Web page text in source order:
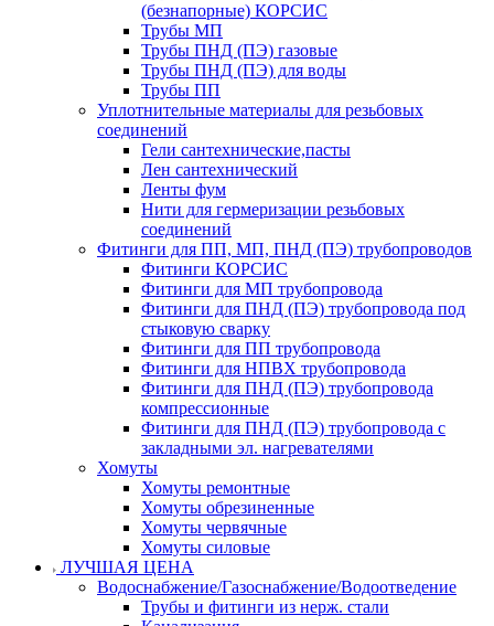
(безнапорные) КОРСИС
Трубы МП
Трубы ПНД (ПЭ) газовые
Трубы ПНД (ПЭ) для воды
Трубы ПП
Уплотнительные материалы для резьбовых
соединений
Гели сантехнические,пасты
Лен сантехнический
Ленты фум
Нити для гермеризации резьбовых
соединений
Фитинги для ПП, МП, ПНД (ПЭ) трубопроводов
Фитинги КОРСИС
Фитинги для МП трубопровода
Фитинги для ПНД (ПЭ) трубопровода под
стыковую сварку
Фитинги для ПП трубопровода
Фитинги для НПВХ трубопровода
Фитинги для ПНД (ПЭ) трубопровода
компрессионные
Фитинги для ПНД (ПЭ) трубопровода с
закладными эл. нагревателями
Хомуты
Хомуты ремонтные
Хомуты обрезиненные
Хомуты червячные
Хомуты силовые
ЛУЧШАЯ ЦЕНА
Водоснабжение/Газоснабжение/Водоотведение
Трубы и фитинги из нерж. стали